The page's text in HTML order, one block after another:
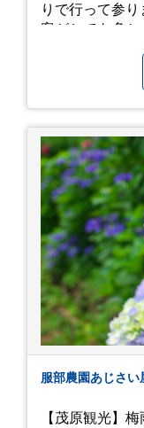
りで行って参
客がとても多
器を購入⇒お
へ。 江ノ島は時間切
イは白にフチ
中１次男が小
お昼を食べて
し巻き卵はと
のハスは時期
うなぁ。 それでは、皆さん、梅雨冷えの日もござ
いますが、お
服部農園あじさい
【茂原観光】